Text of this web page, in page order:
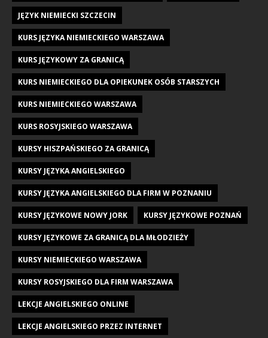
JĘZYK NIEMIECKI SZCZECIN
KURS JĘZYKA NIEMIECKIEGO WARSZAWA
KURS JĘZYKOWY ZA GRANICĄ
KURS NIEMIECKIEGO DLA OPIEKUNEK OSÓB STARSZYCH
KURS NIEMIECKIEGO WARSZAWA
KURS ROSYJSKIEGO WARSZAWA
KURSY HISZPAŃSKIEGO ZA GRANICĄ
KURSY JĘZYKA ANGIELSKIEGO
KURSY JĘZYKA ANGIELSKIEGO DLA FIRM W POZNANIU
KURSY JĘZYKOWE NOWY JORK KURSY JĘZYKOWE POZNAŃ
KURSY JĘZYKOWE ZA GRANICĄ DLA MŁODZIEŻY
KURSY NIEMIECKIEGO WARSZAWA
KURSY ROSYJSKIEGO DLA FIRM WARSZAWA
LEKCJE ANGIELSKIEGO ONLINE
LEKCJE ANGIELSKIEGO PRZEZ INTERNET